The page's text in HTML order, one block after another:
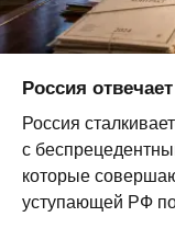
Россия
Россия
с
которые
уступающей РФ